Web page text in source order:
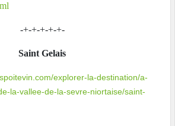
-+-+-+-+-+-
Saint Gelais
explorer-la-destination/a-
la-vallee-de-la-sevre-niortaise/saint-